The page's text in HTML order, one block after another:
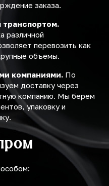
заказа.
различной
перевозить как
объемы.
компаниями. По
доставку через
компанию. Мы берем
упаковку и